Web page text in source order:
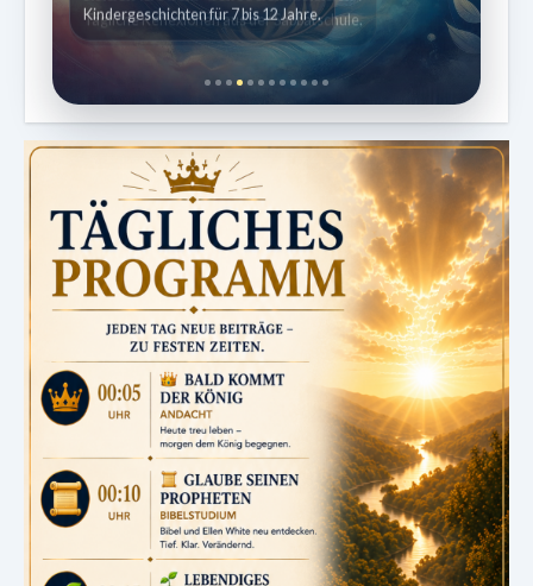
Kindergeschichten für 7 bis 12 Jahre.